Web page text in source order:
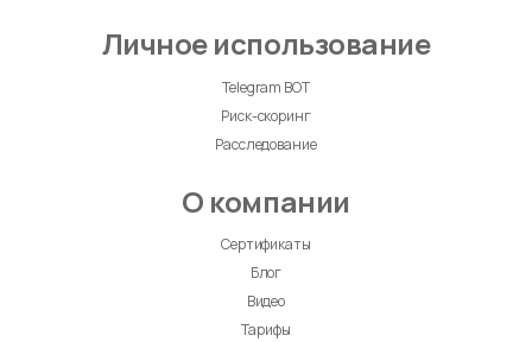
Личное использование
Telegram BOT
Риск-скоринг
Расследование
О компании
Сертификаты
Блог
Видео
Тарифы